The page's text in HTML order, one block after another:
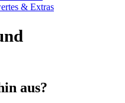
& Extras
aus?